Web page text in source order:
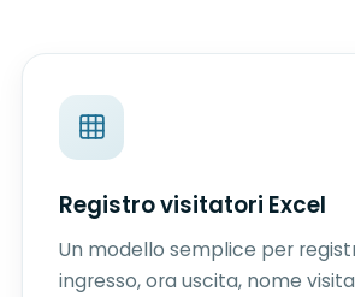
Registro visitatori Excel
Un modello semplice per
ingresso, ora uscita, nome